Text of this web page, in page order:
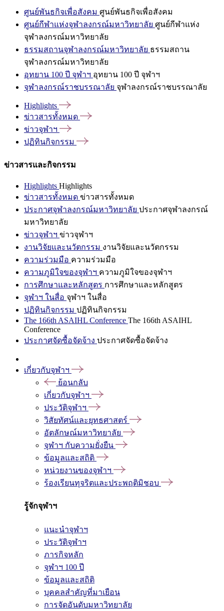
ศูนย์พันธกิจเพื่อสังคม ศูนย์พันธกิจเพื่อสังคม
ศูนย์กีฬาแห่งจุฬาลงกรณ์มหาวิทยาลัย ศูนย์กีฬาแห่ง
จุฬาลงกรณ์มหาวิทยาลัย
ธรรมสถานจุฬาลงกรณ์มหาวิทยาลัย ธรรมสถาน
จุฬาลงกรณ์มหาวิทยาลัย
อุทยาน 100 ปี จุฬาฯ อุทยาน 100 ปี จุฬาฯ
จุฬาลงกรณ์ราชบรรณาลัย จุฬาลงกรณ์ราชบรรณาลัย
Highlights
ข่าวสารทั้งหมด
ข่าวจุฬาฯ
ปฏิทินกิจกรรม
ข่าวสารและกิจกรรม
Highlights Highlights
ข่าวสารทั้งหมด ข่าวสารทั้งหมด
ประกาศจุฬาลงกรณ์มหาวิทยาลัย ประกาศจุฬาลงกรณ์
มหาวิทยาลัย
ข่าวจุฬาฯ ข่าวจุฬาฯ
งานวิจัยและนวัตกรรม งานวิจัยและนวัตกรรม
ความร่วมมือ ความร่วมมือ
ความภูมิใจของจุฬาฯ ความภูมิใจของจุฬาฯ
การศึกษาและหลักสูตร การศึกษาและหลักสูตร
จุฬาฯ ในสื่อ จุฬาฯ ในสื่อ
ปฏิทินกิจกรรม ปฏิทินกิจกรรม
The 166th ASAIHL Conference The 166th ASAIHL
Conference
ประกาศจัดซื้อจัดจ้าง ประกาศจัดซื้อจัดจ้าง
เกี่ยวกับจุฬาฯ
ย้อนกลับ
เกี่ยวกับจุฬาฯ
ประวัติจุฬาฯ
วิสัยทัศน์และยุทธศาสตร์
อัตลักษณ์มหาวิทยาลัย
จุฬาฯ กับความยั่งยืน
ข้อมูลและสถิติ
หน่วยงานของจุฬาฯ
ร้องเรียนทุจริตและประพฤติมิชอบ
รู้จักจุฬาฯ
แนะนำจุฬาฯ
ประวัติจุฬาฯ
ภารกิจหลัก
จุฬาฯ 100 ปี
ข้อมูลและสถิติ
บุคคลสำคัญที่มาเยือน
การจัดอันดับมหาวิทยาลัย